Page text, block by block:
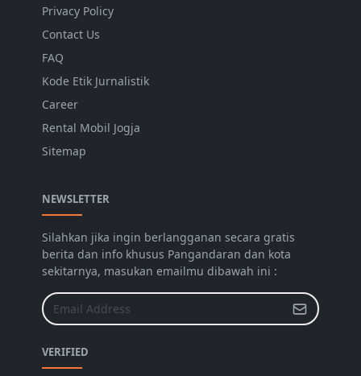
Privacy Policy
Contact Us
FAQ
Kode Etik Jurnalistik
Career
Rental Mobil Jogja
Sitemap
NEWSLETTER
Silahkan jika ingin berlangganan secara gratis
berita dan info khusus Pangandaran dan kota
sekitarnya, masukan emailmu dibawah ini :
VERIFIED